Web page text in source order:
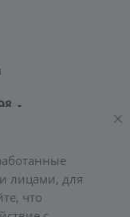
Курсантов,
лицами, для
что